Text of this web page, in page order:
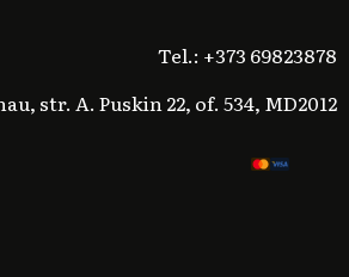
Tel.: +373 69823878
str. A. Puskin 22, of. 534, MD2012